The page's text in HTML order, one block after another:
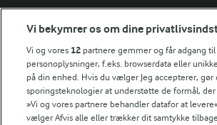
Årsrapport
FarmAhead™ Check rapport
Andelshaverinfo: Mælkepris
Fødevarestyrelsens smiley-rapporter for
Fødevarestyrelsens smiley-rapporter for Jörd
Fødevarestyrelsens smiley-rapporter for
Vi bekymrer os om dine
Vi og vores 12 partnere gemmer og får adgang til
personoplysninger, f.eks. browserdata eller
på din enhed. Hvis du vælger Jeg accepterer,
sporingsteknologier at understøtte de formål,
»Vi og vores partnere behandler datafor at
vælger Afvis alle eller trækker dit samtykke